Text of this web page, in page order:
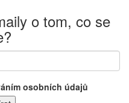
o tom, co se
osobních údajů